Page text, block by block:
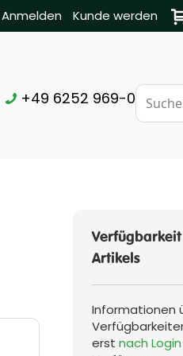
Kunde werden
Anmelden
+49 6252 969-0
Artikels
Informationen
erstnach Login